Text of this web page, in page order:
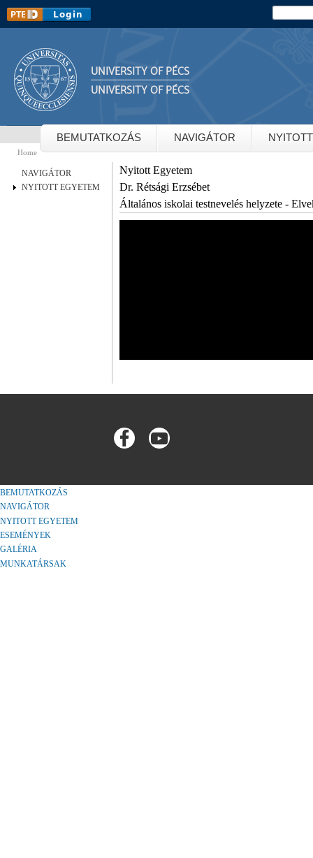
Search
UNIVERSITY OF PÉCS
UNIVERSITY OF PÉCS
BEMUTATKOZÁS NAVIGÁTOR
You are here
Home
NAVIGÁTOR
NYITOTT EGYETEM
Nyitott Egyetem
Dr. Rétsági Erzsébet
Általános iskolai testnevelés helyzete -
BEMUTATKOZÁS
NAVIGÁTOR
NYITOTT EGYETEM
ESEMÉNYEK
GALÉRIA
MUNKATÁRSAK